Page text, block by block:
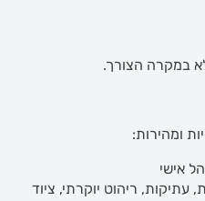
במקרה הצורך.
ומהירות:
עתיקות, ריהוט יוקרתי, ציוד